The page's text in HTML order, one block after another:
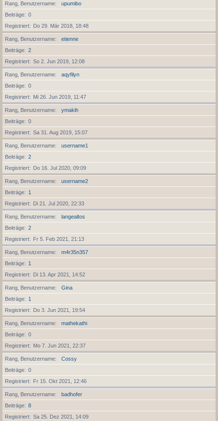
Rang, Benutzername
upumibo
Beiträge
0
Registriert
Do 29. Mär 2018, 18:48
Rang, Benutzername
etienne
Beiträge
2
Registriert
So 2. Jun 2019, 12:08
Rang, Benutzername
aqyfilyn
Beiträge
0
Registriert
Mi 26. Jun 2019, 11:47
Rang, Benutzername
ymakih
Beiträge
0
Registriert
Sa 31. Aug 2019, 15:07
Rang, Benutzername
username1
Beiträge
2
Registriert
Do 16. Jul 2020, 09:09
Rang, Benutzername
username2
Beiträge
1
Registriert
Di 21. Jul 2020, 22:33
Rang, Benutzername
langealtos
Beiträge
2
Registriert
Fr 5. Feb 2021, 21:13
Rang, Benutzername
m4r35n357
Beiträge
1
Registriert
Di 13. Apr 2021, 14:52
Rang, Benutzername
Gina
Beiträge
1
Registriert
Do 3. Jun 2021, 19:54
Rang, Benutzername
mathekathi
Beiträge
0
Registriert
Mo 7. Jun 2021, 22:37
Rang, Benutzername
Cossy
Beiträge
0
Registriert
Fr 15. Okt 2021, 12:46
Rang, Benutzername
badhofer
Beiträge
8
Registriert
Sa 25. Dez 2021, 14:09